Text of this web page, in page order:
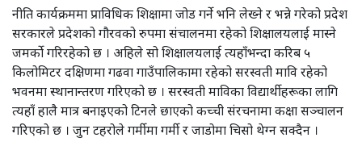
नीति कार्यक्रममा प्राविधिक शिक्षामा जोड गर्ने भनि लेख्ने र भन्ने गरेको प्रदेश
सरकारले प्रदेशको गौरवको रुपमा संचालनमा रहेको शिक्षालयलाई मास्ने
जमर्को गरिरहेको छ । अहिले सो शिक्षालयलाई त्यहाँभन्दा करिब ५
किलोमिटर दक्षिणमा गढवा गाउँपालिकामा रहेको सरस्वती मावि रहेको
भवनमा स्थानान्तरण गरिएको छ । सरस्वती माविका विद्यार्थीहरूका लागि
त्यहाँ हालै मात्र बनाइएको टिनले छाएको कच्ची संरचनामा कक्षा सञ्चालन
गरिएको छ । जुन टहरोले गर्मीमा गर्मी र जाडोमा चिसो थेग्न सक्दैन ।